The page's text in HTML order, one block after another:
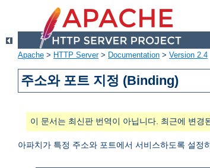
Apache > HTTP Server> Documentation > Version 2.4
주소와 포트 지정 (Binding)
이 문서는 최신판 번역이 아닙니다. 최근에 변경
아파치가 특정 주소와 포트에서 서비스하도록 설정